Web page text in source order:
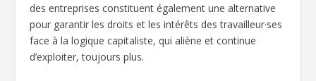
des entreprises constituent également une alternative
pour garantir les droits et les intérêts des travailleur·ses
face à la logique capitaliste, qui aliène et continue
d’exploiter, toujours plus.